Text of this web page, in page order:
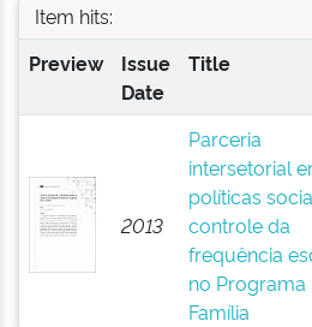
Item hits:
Preview
Issue
Date
Title
2013
Parceria
intersetorial
políticas
controle da
frequência
no Programa
Família